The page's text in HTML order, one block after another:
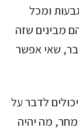
ומכל
מבינים שזה
שאי אפשר
לדבר על
מה יהיה